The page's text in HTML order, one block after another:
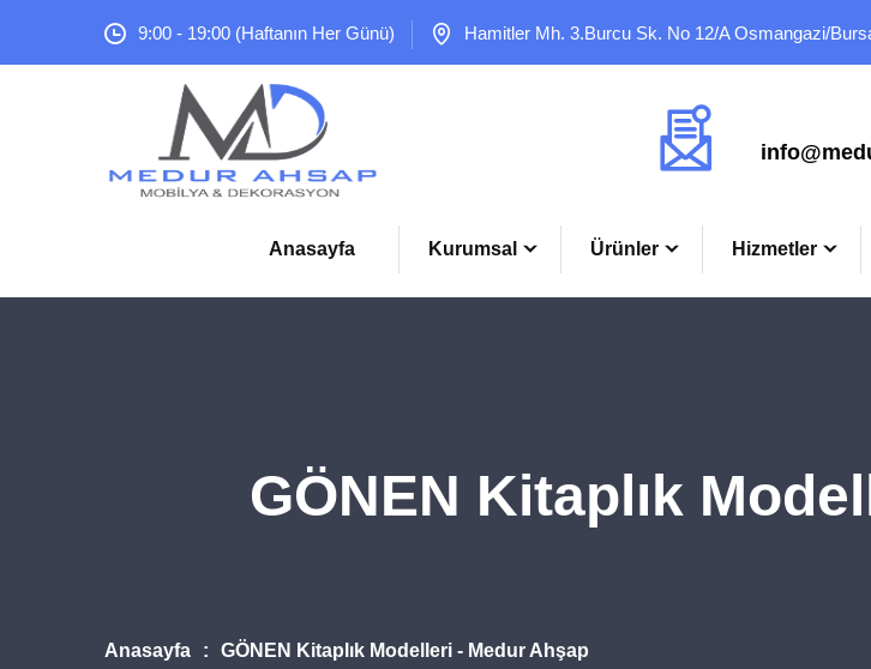
9:00 - 19:00 (Haftanın Her Günü) Hamitler Mh. 3.Burcu Sk. No 12/A Osmangazi/
Anasayfa Kurumsal Ürünler Hizmetler
GÖNEN Kitaplık
Anasayfa GÖNEN Kitaplık Modelleri - Medur Ahşap